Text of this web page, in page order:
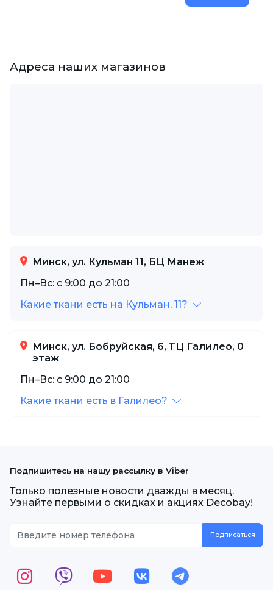
Адреса наших магазинов
Минск, ул. Кульман 11, БЦ Манеж
Пн–Вс: с 9:00 до 21:00
Какие ткани есть на Кульман, 11?
Минск, ул. Бобруйская, 6, ТЦ Галилео, 0
этаж
Пн–Вс: с 9:00 до 21:00
Какие ткани есть в Галилео?
Подпишитесь на нашу рассылку в Viber
Только полезные новости дважды в месяц.
Узнайте первыми о скидках и акциях Decobay!